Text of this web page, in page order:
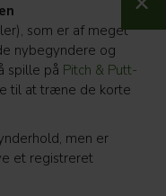
som er af meget
nybegyndere og
spille på Pitch & Putt-
til at træne de korte
men er
et registreret